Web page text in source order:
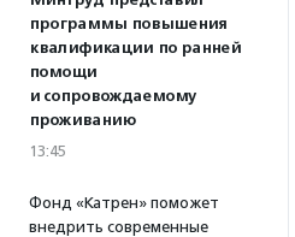
программы повышения
квалификации по ранней
помощи
и сопровождаемому
проживанию
13:45
Фонд «Катрен» поможет
внедрить современные